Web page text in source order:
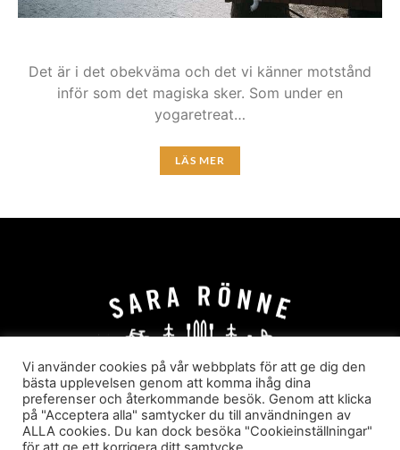
Det är i det obekväma och det vi känner motstånd
inför som det magiska sker. Som under en
yogaretreat…
LÄS MER
HEM OM MIG
JOBBA MED MIG
HYR I JÄRVSÖ!
KATEGORIER
Vi använder cookies på vår webbplats för att ge dig den
bästa upplevelsen genom att komma ihåg dina
preferenser och återkommande besök. Genom att klicka
på "Acceptera alla" samtycker du till användningen av
ALLA cookies. Du kan dock besöka "Cookieinställningar"